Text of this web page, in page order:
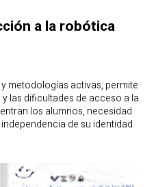
a la robótica
metodologías activas, permite
las dificultades de acceso a la
los alumnos, necesidad
de su identidad